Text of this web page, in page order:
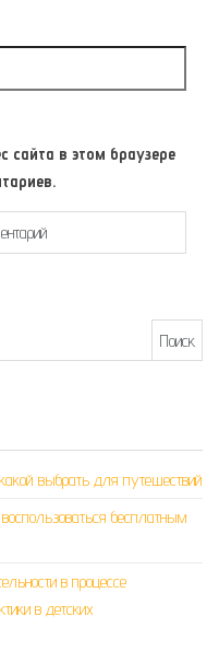
сайта в этом браузере
выбрать для путешествий
бесплатным
в процессе
в детских